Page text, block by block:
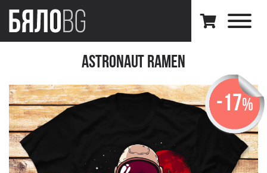
Astronaut Ramen
-17%